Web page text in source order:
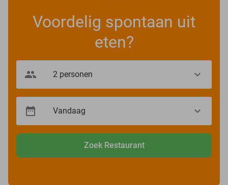
Voordelig spontaan uit
eten?
Zoek Restaurant